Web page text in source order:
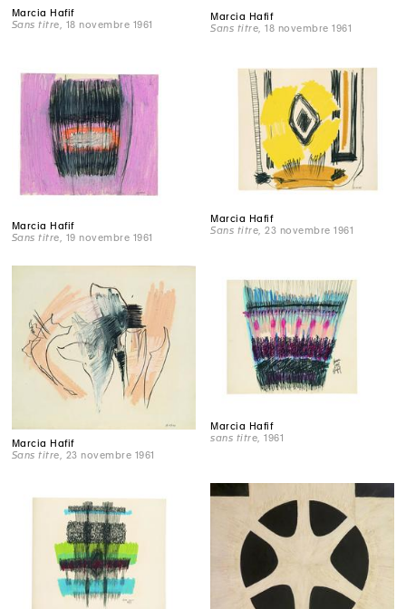
Marcia Hafif
Sans titre , 18 novembre 1961
Marcia Hafif
Sans titre , 18 novembre 1961
Marcia Hafif
Sans titre , 19 novembre 1961
Marcia Hafif
Sans titre , 23 novembre 1961
Marcia Hafif
Sans titre , 23 novembre 1961
Marcia Hafif
sans titre , 1961